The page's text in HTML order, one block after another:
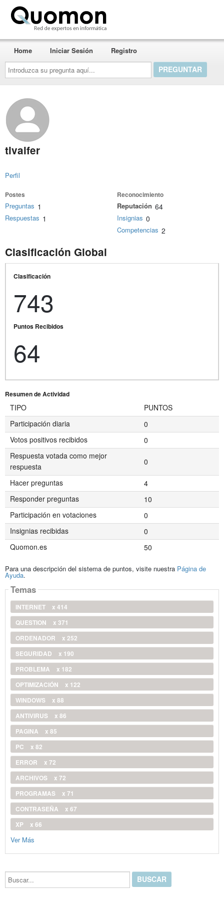
Introduzca
su
pregunta
aquí...
Home Iniciar Sesión Registro
tivalfer
Perfil
Postes
Preguntas 1
Respuestas 1
Reconocimiento
Reputación 64
Insignias 0
Competencias 2
Clasificación Global
Clasificación
743
Puntos Recibidos
64
Resumen de Actividad
TIPO
PUNTOS
Participación diaria
0
Votos positivos recibidos
0
Respuesta votada como mejor
respuesta
0
Hacer preguntas
4
Responder preguntas
10
Participación en votaciones
0
Insignias recibidas
0
Quomon.es
50
Para una descripción del sistema de puntos, visite nuestra Página de
Ayuda.
Temas
INTERNET
x 414
QUESTION
x 371
ORDENADOR
x 252
SEGURIDAD
x 190
PROBLEMA
x 182
OPTIMIZACIÓN
x 122
WINDOWS
x 88
ANTIVIRUS
x 86
PAGINA
x 85
PC
x 82
ERROR
x 72
ARCHIVOS
x 72
PROGRAMAS
x 71
CONTRASEÑA
x 67
XP
x 66
Ver Más
Buscar...